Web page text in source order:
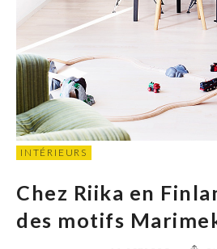
INTÉRIEURS
Chez Riika en
des motifs